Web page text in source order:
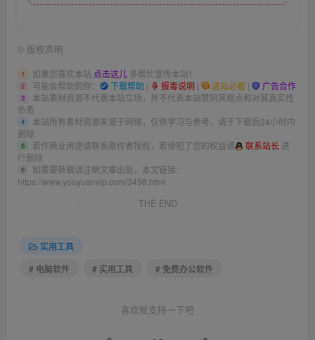
© 版权声明
1 如果您喜欢本站 点击这儿 多帮忙宣传本站！
2 可能会帮助到你： 下载帮助 | 报毒说明 | 进站必看 | 广告合作
3
本站素材资源不代表本站立场，并不代表本站赞同其观点和对其真实性
负责
4
本站所有素材资源来源于网络，仅供学习与参考，请于下载后24小时内
删除
5 若作商业用途请联系原作者授权，若侵犯了您的权益请 联系站长 进
行删除
6
如需要转载请注明文章出处，本文链接：
https://www.youyuanvip.com/3498.html
THE END
实用工具
# 电脑软件
# 实用工具 # 免费办公软件
喜欢就支持一下吧